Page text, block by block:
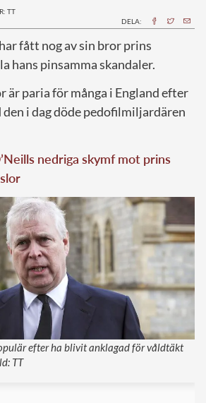
TT
DELA:
fått nog av sin bror prins
hans pinsamma skandaler.
är paria för många i England efter
den i dag döde pedofilmiljardären
nedriga skymf mot prins
efter ha blivit anklagad för våldtäkt
TT